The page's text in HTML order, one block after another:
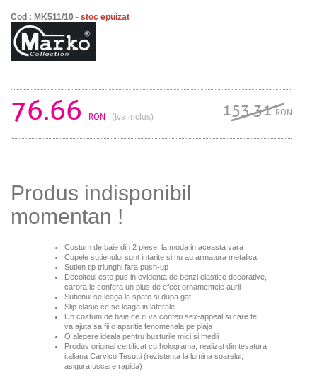
Cod : MK511/10 - stoc epuizat
76.66 RON (tva inclus) 153.31RON
Produs indisponibil
momentan !
Costum de baie din 2 piese, la moda in aceasta vara
Cupele sutienului sunt intarite si nu au armatura metalica
Sutien tip triunghi fara push-up
Decolteul este pus in evidenta de benzi elastice decorative,
carora le confera un plus de efect ornamentele aurii
Sutienul se leaga la spate si dupa gat
Slip clasic ce se leaga in laterale
Un costum de baie ce iti va conferi sex-appeal si care te
va ajuta sa fii o aparitie fenomenala pe plaja
O alegere ideala pentru busturile mici si medii
Produs original certificat cu holograma, realizat din tesatura
italiana Carvico Tesutti (rezistenta la lumina soarelui,
asigura uscare rapida)